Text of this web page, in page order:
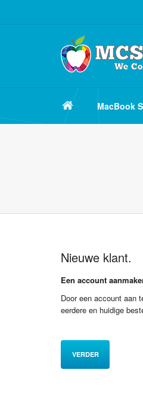
MacBook
Nieuwe klant.
Een account
Door een account aan
eerdere en huidige
VERDER